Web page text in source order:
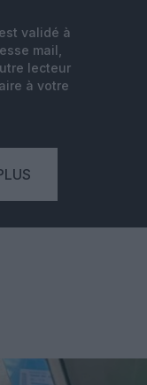
validé à
mail,
lecteur
à votre